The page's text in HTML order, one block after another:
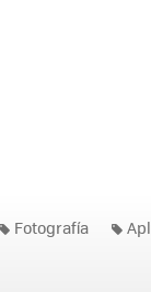
Fotografía